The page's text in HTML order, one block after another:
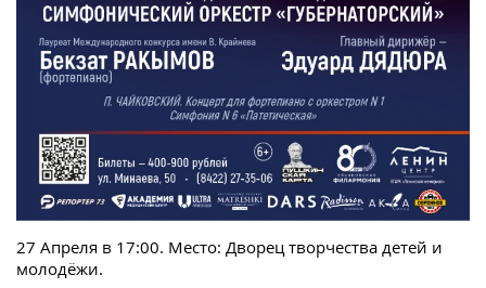
27 Апреля в 17:00. Место: Дворец творчества детей и
молодёжи.